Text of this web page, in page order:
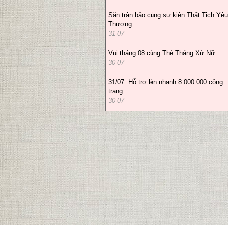
Săn trân bảo cùng sự kiện Thất Tịch Yêu
Thương
31-07
Vui tháng 08 cùng Thẻ Tháng Xử Nữ
30-07
31/07: Hỗ trợ lên nhanh 8.000.000 công
trạng
30-07